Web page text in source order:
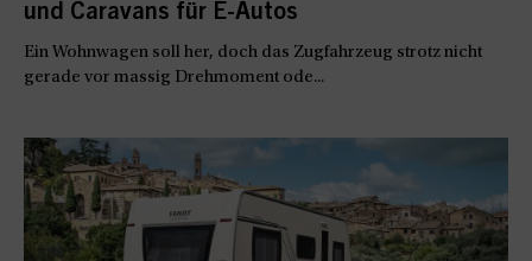
und Caravans für E-Autos
Ein Wohnwagen soll her, doch das Zugfahrzeug strotz nicht
gerade vor massig Drehmoment ode...